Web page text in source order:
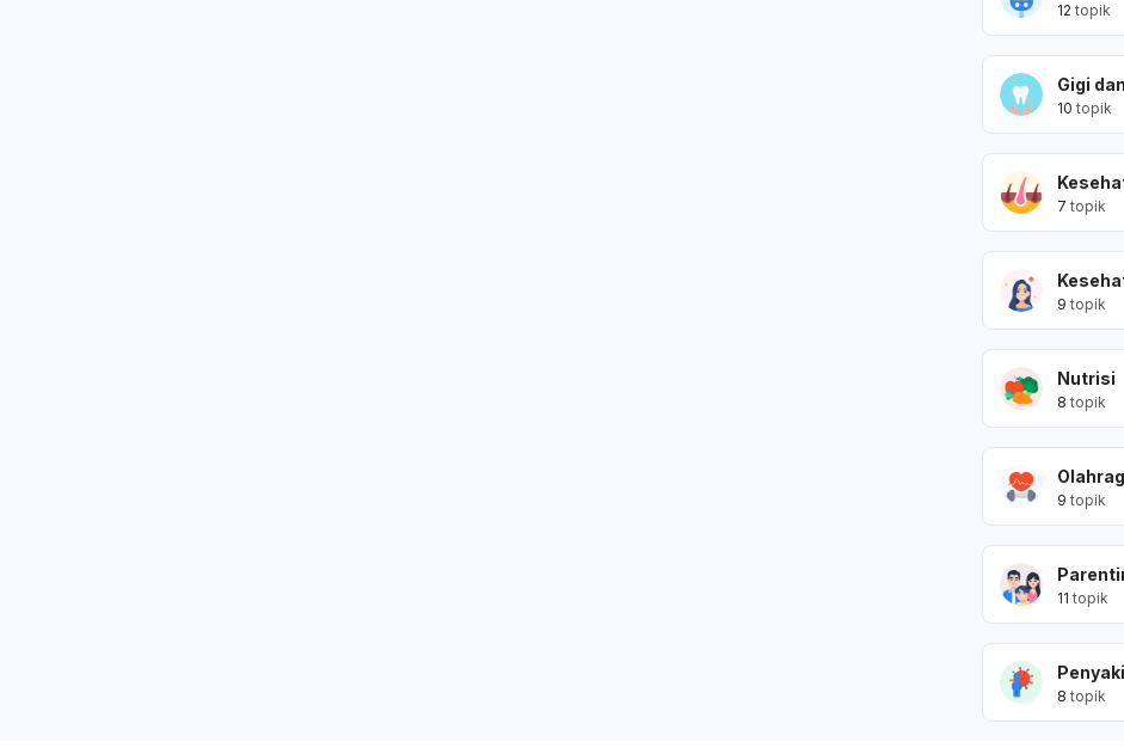
12 topik
Gigi
10 topik
7 topik
9 topik
Nutrisi
8 topik
9 topik
11 topik
8 topik